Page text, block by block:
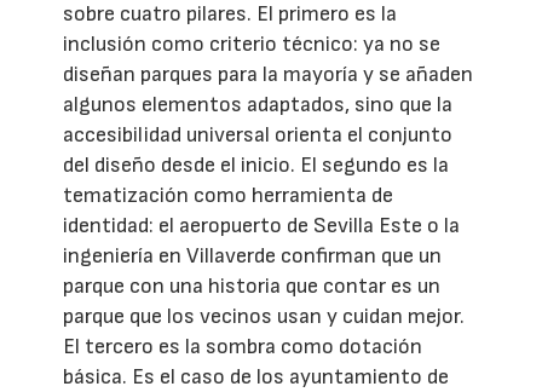
sobre cuatro pilares. El primero es la
inclusión como criterio técnico: ya no se
diseñan parques para la mayoría y se añaden
algunos elementos adaptados, sino que la
accesibilidad universal orienta el conjunto
del diseño desde el inicio. El segundo es la
tematización como herramienta de
identidad: el aeropuerto de Sevilla Este o la
ingeniería en Villaverde confirman que un
parque con una historia que contar es un
parque que los vecinos usan y cuidan mejor.
El tercero es la sombra como dotación
básica. Es el caso de los ayuntamiento de